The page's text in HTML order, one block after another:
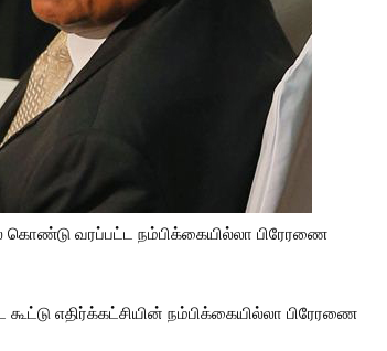
கொண்டு வரப்பட்ட நம்பிக்கையில்லா பிரேரணை
கூட்டு எதிர்க்கட்சியின் நம்பிக்கையில்லா பிரேரணை